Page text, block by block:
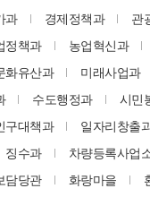
과 경제정책과 관
정책과 농업혁신과
화유산과 미래사업과
수도행정과 시민
구대책과 일자리창출
징수과 차량등록사업
담당관 화랑마을